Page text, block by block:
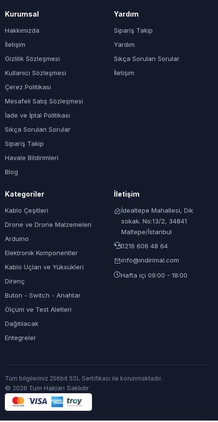
Kurumsal
Hakkımızda
İletişim
Gizlilik Sözleşmesi
Kullanıcı Sözleşmesi
Çerez Politikası
Mesafeli Satış Sözleşmesi
İade ve İptal Politikası
Sıkça Sorulan Sorular
Sipariş Takip
Havale Bildirimleri
Blog
Yardım
Sipariş Takip
Yardım
Sıkça Sorulan Sorular
İletişim
Kategoriler
Kablo Çeşitleri
Drone ve Drone Malzemeleri
Arduino
Elektronik Komponentler
Kablo Uçları ve Yüksükleri
Direnç
Buton - Switch - Anahtar
Ölçüm ve Test Aletleri
Dağıtılacak
Entegreler
İletişim
İdealtepe Mahallesi, Dik
sokak. No:13/2, 34841
Maltepe/İstanbul
0216 606 48 64
info@indirimal.com
Hafta içi 09:00 - 18:00
Tüm bilgileriniz 256bit SSL Sertifikası ile korunmaktadır.
© 2026 Tüm Hakları Saklıdır